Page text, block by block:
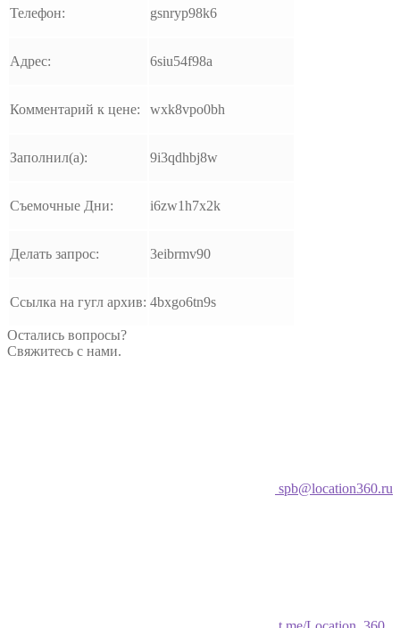
Телефон: gsnryp98k6
Адрес: 6siu54f98a
Комментарий к цене: wxk8vpo0bh
Заполнил(а): 9i3qdhbj8w
Съемочные Дни: i6zw1h7x2k
Делать запрос: 3eibrmv90
Ссылка на гугл архив: 4bxgo6tn9s
Остались вопросы?
Свяжитесь с нами.
spb@location360.ru